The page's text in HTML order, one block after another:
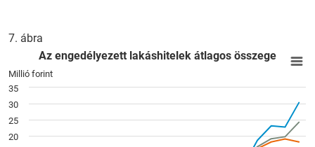
7. ábra
Az engedélyezett lakáshitelek átlagos összege
Line chart with 3 lines.
View as data table, Az engedélyezett lakáshitelek átlagos
The chart has 1 X axis displaying félév.
The chart has 1 Y axis displaying Millió forint. Data ranges
Millió forint
Az engedélyezett lakáshitelek átlagos összege
20
25
30
35